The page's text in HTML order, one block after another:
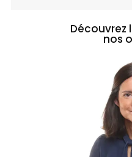
Découvrez
nos